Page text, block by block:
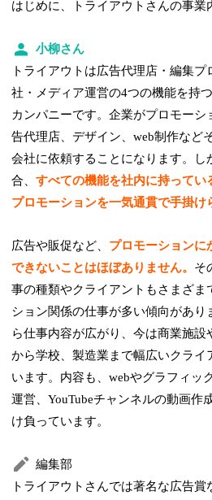
はじめに、トライアウトさんの事業
小柳さん
トライアウトは広告代理店・編集
社・メディア運営の4つの機能を持
カンパニーです。企業がプロモー
告代理店、デザイン、web制作など
会社に依頼することになります。し
合、すべての機能を社内に持ってい
プロモーションを一気通貫で手掛け
広告や販促など、 プロモーションに
できないことはほぼありません。 そ
事の種類やクライアントもさまざま
ション関係の仕事が多い傾向があり
ら仕事内容が広がり、今は商業施
から学校、製造業まで幅広いクライ
います。内容も、webやグラフィッ
運営、YouTubeチャンネルの動画作
け負っています。
編集部
トライアウトさんでは著名な広告